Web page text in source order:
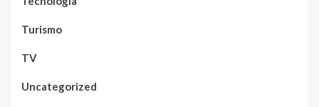
Turismo
TV
Uncategorized